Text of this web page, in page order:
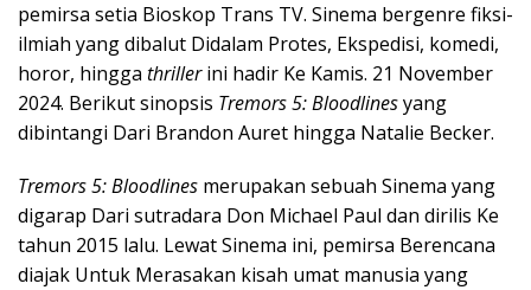
pemirsa setia Bioskop Trans TV. Sinema bergenre fiksi-
ilmiah yang dibalut Didalam Protes, Ekspedisi, komedi,
horor, hingga thrillerini hadir Ke Kamis. 21 November
2024. Berikut sinopsis Tremors 5: Bloodlinesyang
dibintangi Dari Brandon Auret hingga Natalie Becker.
Tremors 5: Bloodlines merupakan sebuah Sinema yang
digarap Dari sutradara Don Michael Paul dan dirilis Ke
tahun 2015 lalu. Lewat Sinema ini, pemirsa Berencana
diajak Untuk Merasakan kisah umat manusia yang